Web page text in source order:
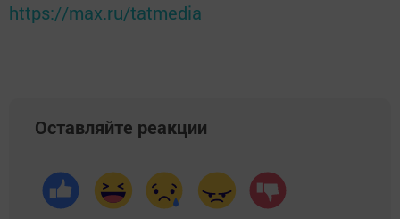
https://max.ru/tatmedia
Оставляйте реакции